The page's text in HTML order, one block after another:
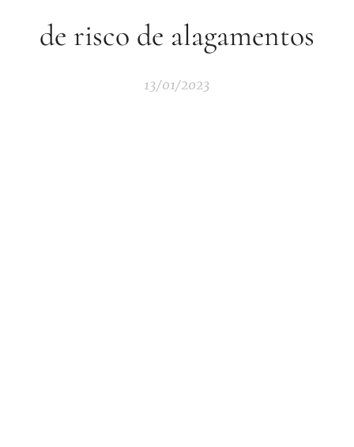
de risco de alagamentos
13/01/2023